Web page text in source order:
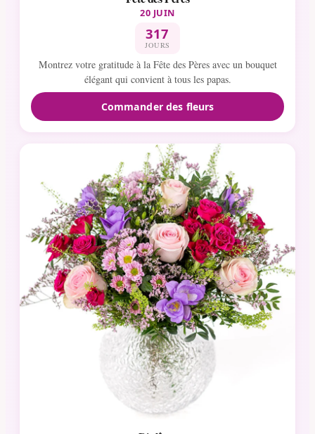
20 JUIN
317
JOURS
Montrez votre gratitude à la Fête des Pères avec un bouquet
élégant qui convient à tous les papas.
Commander des fleurs